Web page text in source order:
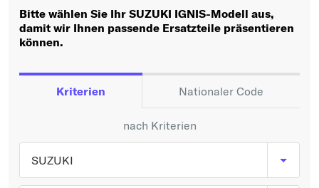
Oder
Oder Fahrzeugauswahl nach Kriterien:
Hersteller wählen
Typ wählen
Bitte wählen Sie Ihr SUZUKI IGNIS-Modell aus,
damit wir Ihnen passende Ersatzteile präsentieren
können.
Kriterien Nationaler Code
nach Kriterien
SUZUKI